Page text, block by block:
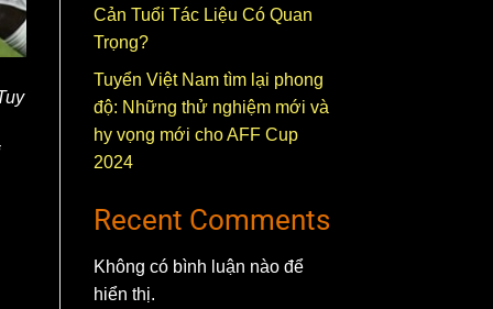
Cản Tuổi Tác Liệu Có Quan
Trọng?
Tuyển Việt Nam tìm lại phong
độ: Những thử nghiệm mới và
hy vọng mới cho AFF Cup
2024
Recent Comments
Không có bình luận nào để
hiển thị.